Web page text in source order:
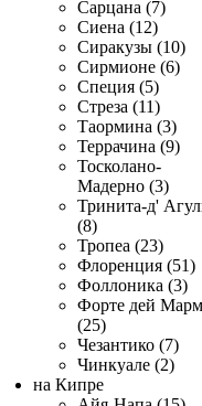
Сарцана (7)
Сиена (12)
Сиракузы (10)
Сирмионе (6)
Специя (5)
Стреза (11)
Таормина (3)
Террачина (9)
Тосколано-
Мадерно (3)
Тринита-д'
(8)
Тропеа (23)
Флоренция (51)
Фоллоника (3)
Форте дей
(25)
Чезантико (7)
Чинкуале (2)
на Кипре